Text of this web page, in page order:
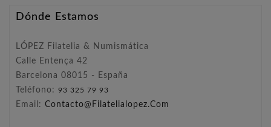
Dónde Estamos
LÓPEZ Filatelia & Numismática
Calle Entença 42
Barcelona 08015 - España
Teléfono: 93 325 79 93
Email: Contacto@filatelialopez.com